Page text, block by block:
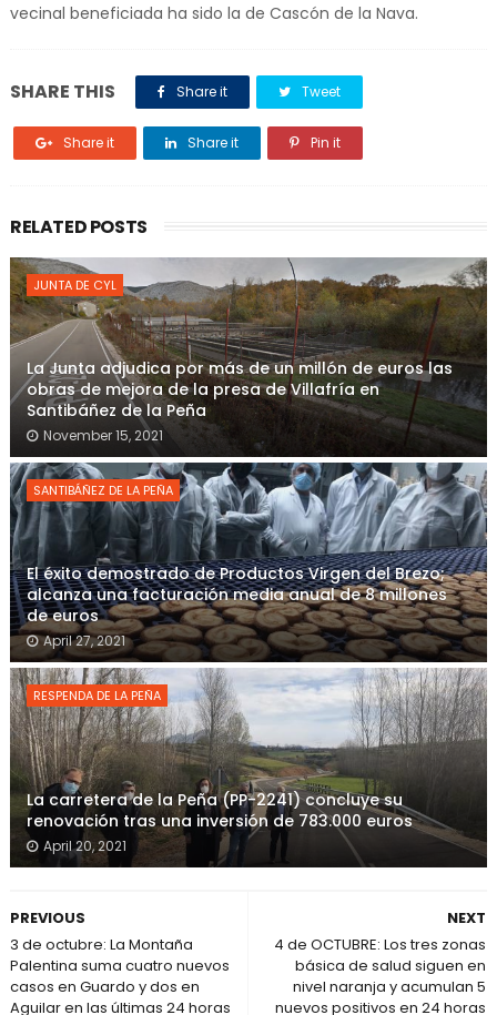
vecinal beneficiada ha sido la de Cascón de la Nava.
SHARE THIS Share it Tweet
Share it Share it Pin it
RELATED POSTS
JUNTA DE CYL
La Junta adjudica por más de un millón de euros las
obras de mejora de la presa de Villafría en
Santibáñez de la Peña
November 15, 2021
SANTIBÁÑEZ DE LA PEÑA
El éxito demostrado de Productos Virgen del Brezo;
alcanza una facturación media anual de 8 millones
de euros
April 27, 2021
RESPENDA DE LA PEÑA
La carretera de la Peña (PP-2241) concluye su
renovación tras una inversión de 783.000 euros
April 20, 2021
NEXT
4 de OCTUBRE: Los tres zonas
básica de salud siguen en
nivel naranja y acumulan 5
nuevos positivos en 24 horas
PREVIOUS
3 de octubre: La Montaña
Palentina suma cuatro nuevos
casos en Guardo y dos en
Aguilar en las últimas 24 horas